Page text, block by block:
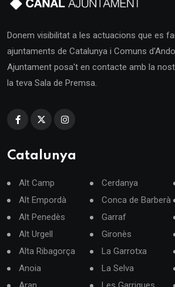
Donem visibilitat a les actuacions que es
ajuntaments de Catalunya i Comuns
Ajuntament posa't en contacte amb la
la teva Sala de Premsa.
Catalunya
Alt Camp
Alt Empordà
Alt Penedès
Alt Urgell
Alta Ribagorça
Anoia
Cerdanya
Conca de Barberà
Garraf
Gironès
La Garrotxa
La Selva